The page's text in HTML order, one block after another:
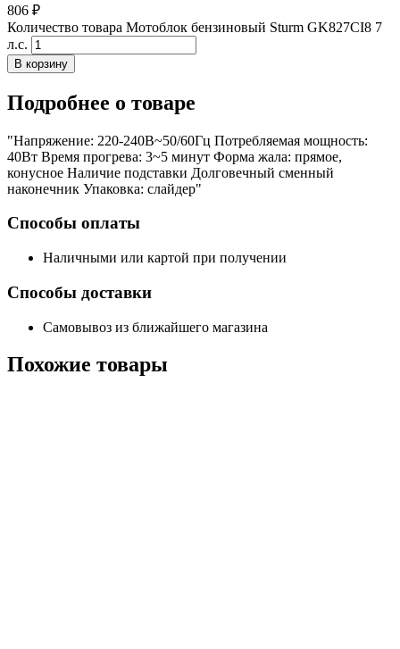
806 ₽
Количество товара Мотоблок бензиновый Sturm GK827CI8 7
л.с.
В корзину
Подробнее о товаре
"Напряжение: 220-240В~50/60Гц Потребляемая мощность:
40Вт Время прогрева: 3~5 минут Форма жала: прямое,
конусное Наличие подставки Долговечный сменный
наконечник Упаковка: слайдер"
Способы оплаты
Наличными или картой при получении
Способы доставки
Самовывоз из ближайшего магазина
Похожие товары